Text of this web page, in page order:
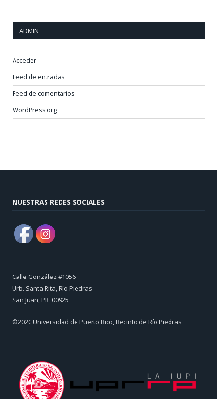
ADMIN
Acceder
Feed de entradas
Feed de comentarios
WordPress.org
NUESTRAS REDES SOCIALES
Calle González #1056
Urb. Santa Rita, Río Piedras
​San Juan, PR 00925
©2020 Universidad de Puerto Rico, Recinto de Río Piedras